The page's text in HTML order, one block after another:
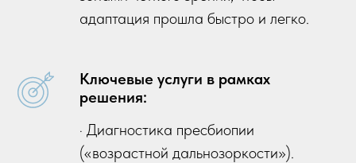
адаптация прошла быстро и легко.
Ключевые услуги в рамках
решения:
· Диагностика пресбиопии
(«возрастной дальнозоркости»).